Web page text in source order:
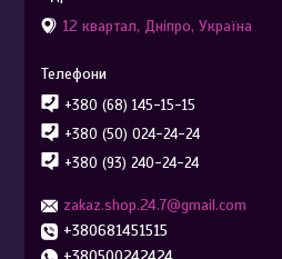
12 квартал, Дніпро, Україна
+380 (68) 145-15-15
+380 (50) 024-24-24
+380 (93) 240-24-24
zakaz.shop.24.7@gmail.com
+380681451515